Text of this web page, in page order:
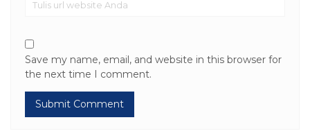
Save my name, email, and website in this browser for
the next time I comment.